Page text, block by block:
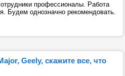
профессионалы. Работа
Будем однозначно рекомендовать.
Geely, скажите все, что